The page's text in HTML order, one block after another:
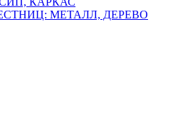
МЕТАЛЛ, ДЕРЕВО